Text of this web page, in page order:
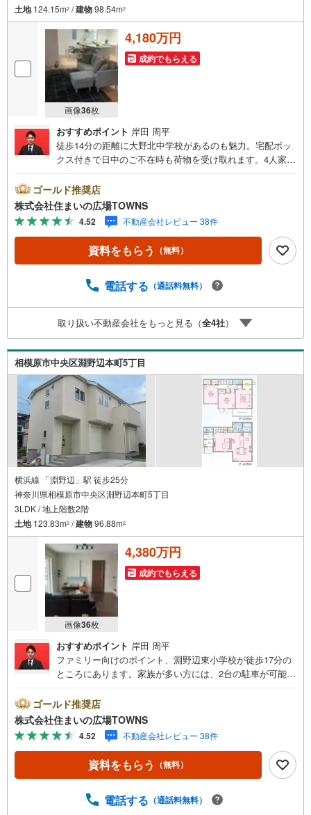
土地124.15m2 /建物98.54m2
画像36枚
4,180万円
成約でもらえる
おすすめポイント 岸田 周平
徒歩14分の距離に大野北中学校があるのも魅力。宅配ボッ
クス付きで日中のご不在時も荷物を受け取れます。4人家族
向きの物件をお探しの方、コチラよりご覧ください。建物
面積98.54平方メートルですので快適な生活ができます。暖
房機能を使えば寒い時期の室温差を抑えてヒートショック
を防げる、浴室乾燥機付きの物件です。幅広い層の方にお
勧め。令和8年4月築の室内も広々とした物件で来客応対に
も安心です。【年中無休/9:00～21:00】人気物件は特にお
内・現地を見学する」ボタンよりご予約頂くとご見学がス
宅ローンのご相談○ライフプランのシミュレーション■住ま
いの広場TOWNSからお客様へ経験豊富なスタッフが親身に
なってお客様に合った物件をご紹介させて頂きます！ /他社
様掲載物件も併せてご紹介可能ですのでお気軽にお問い合
わせ下さい♪駐車場もございますので、お車でのお越しも
大歓迎です！
ゴールド推奨店
株式会社住まいの広場TOWNS
4.52 不動産会社レビュー 38件
資料をもらう （無料）
電話する （通話料無料）
取り扱い不動産会社をもっと見る（全4社）
相模原市中央区淵野辺本町5丁目
横浜線 「淵野辺」駅 徒歩25分
神奈川県相模原市中央区淵野辺本町5丁目
3LDK / 地上階数2階
土地123.83m2 /建物96.88m2
画像36枚
4,380万円
成約でもらえる
おすすめポイント 岸田 周平
ファミリー向けのポイント、淵野辺東小学校が徒歩17分の
ところにあります。家族が多い方には、2台の駐車が可能な
れているため、すぐ調理できます。来客が一目でわかるTV
インターホン付き。新生活をはじめる方にお勧めな3LDKの
物件があります。南向きの物件に住んでみませんか。こち
らからご覧下さい。こちらの新築戸建てなら、気分爽快に
新生活をスタートできます。【年中無休/9:00～21:00】人
気物件は特にお問い合わせが集中するため、お早めにお電
くとご見学がスムーズです。■その他、各種ご相談も承って
ゴールド推奨店
株式会社住まいの広場TOWNS
4.52 不動産会社レビュー 38件
資料をもらう （無料）
電話する （通話料無料）